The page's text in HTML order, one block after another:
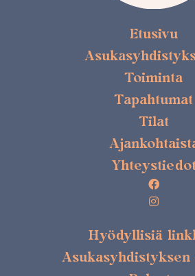
Etusivu
Toiminta
Tapahtumat
Tilat
Yhteystiedot
Hyödyllisiä
Asukasyhdistyksen